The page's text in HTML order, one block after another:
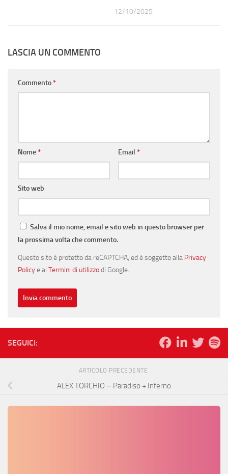
12/10/2025
LASCIA UN COMMENTO
Commento*
Nome* Email *
Sito web
Salva il mio nome, email e sito web in questo browser per
la prossima volta che commento.
Questo sito è protetto da reCAPTCHA, ed è soggetto alla Privacy
Policye ai Termini di utilizzodi Google.
SEGUICI:
ARTICOLO PRECEDENTE
ALEX TORCHIO – Paradiso + Inferno